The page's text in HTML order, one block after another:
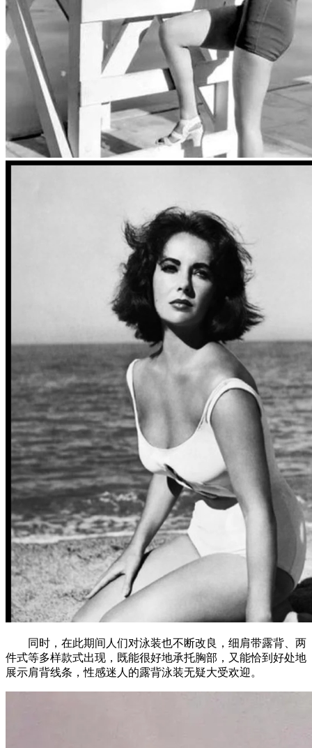
同时，在此期间人们对泳装也不断改良，细肩带露背、两
件式等多样款式出现，既能很好地承托胸部，又能恰到好处地
展示肩背线条，性感迷人的露背泳装无疑大受欢迎。